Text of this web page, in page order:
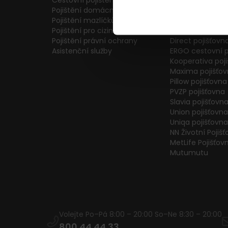
Pojištění domácnosti
Pojištění mazlíčků
Pojištění pro cizince
Pojištění právní ochrany
Asistenční služby
Direct
ERGO cestovní
Kooperativa
Maxima
Pillow pojišťovna
PVZP pojišťovna
Slavia pojišťovna
Union pojišťovna
Uniqa pojišťovna
NN Životní
MetLife
Mutumutu
Volejte Po–Pá 8:00 – 20:00 So–Ne 8:30 – 20:00